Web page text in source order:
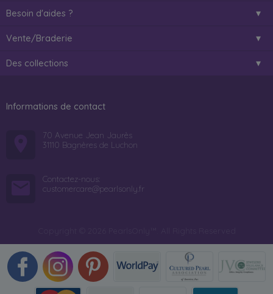
Besoin d'aides ?
Vente/Braderie
Des collections
Informations de contact
70 Avenue Jean Jaurès
31110 Bagnères de Luchon
Contactez-nous:
customercare@pearlsonly.fr